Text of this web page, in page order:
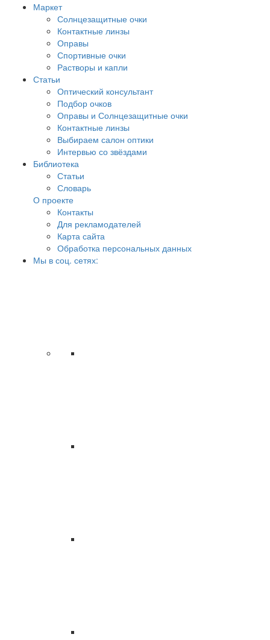
Маркет
Солнцезащитные очки
Контактные линзы
Оправы
Спортивные очки
Растворы и капли
Статьи
Оптический консультант
Подбор очков
Оправы и Солнцезащитные очки
Контактные линзы
Выбираем салон оптики
Интервью со звёздами
Библиотека
Статьи
Словарь
О проекте
Контакты
Для рекламодателей
Карта сайта
Обработка персональных данных
Мы в соц. сетях: